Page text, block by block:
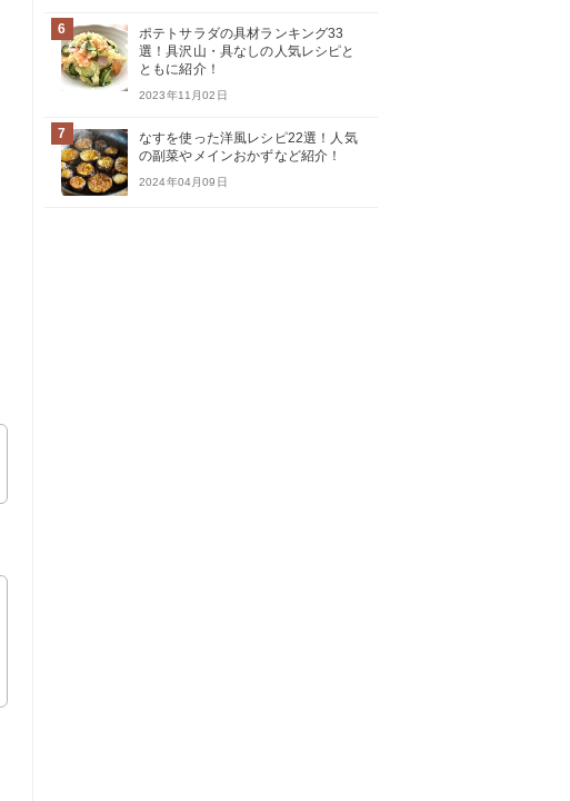
6
ポテトサラダの具材ランキング33
選！具沢山・具なしの人気レシピと
ともに紹介！
2023年11月02日
7
なすを使った洋風レシピ22選！人気
の副菜やメインおかずなど紹介！
2024年04月09日